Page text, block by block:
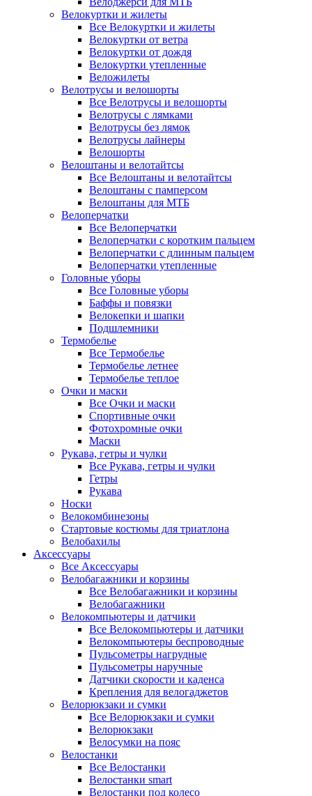
Велокуртки и жилеты
Все Велокуртки и жилеты
Велокуртки от ветра
Велокуртки от дождя
Велокуртки утепленные
Веложилеты
Велотрусы и велошорты
Все Велотрусы и велошорты
Велотрусы с лямками
Велотрусы без лямок
Велотрусы лайнеры
Велошорты
Велоштаны и велотайтсы
Все Велоштаны и велотайтсы
Велоштаны с памперсом
Велоштаны для МТБ
Велоперчатки
Все Велоперчатки
Велоперчатки с коротким пальцем
Велоперчатки с длинным пальцем
Велоперчатки утепленные
Головные уборы
Все Головные уборы
Баффы и повязки
Велокепки и шапки
Подшлемники
Термобелье
Все Термобелье
Термобелье летнее
Термобелье теплое
Очки и маски
Все Очки и маски
Спортивные очки
Фотохромные очки
Маски
Рукава, гетры и чулки
Все Рукава, гетры и чулки
Гетры
Рукава
Носки
Велокомбинезоны
Стартовые костюмы для триатлона
Велобахилы
Аксессуары
Все Аксессуары
Велобагажники и корзины
Все Велобагажники и корзины
Велобагажники
Велокомпьютеры и датчики
Все Велокомпьютеры и датчики
Велокомпьютеры беспроводные
Пульсометры нагрудные
Пульсометры наручные
Датчики скорости и каденса
Крепления для велогаджетов
Велорюкзаки и сумки
Все Велорюкзаки и сумки
Велорюкзаки
Велосумки на пояс
Велостанки
Все Велостанки
Велостанки smart
Велостанки под колесо